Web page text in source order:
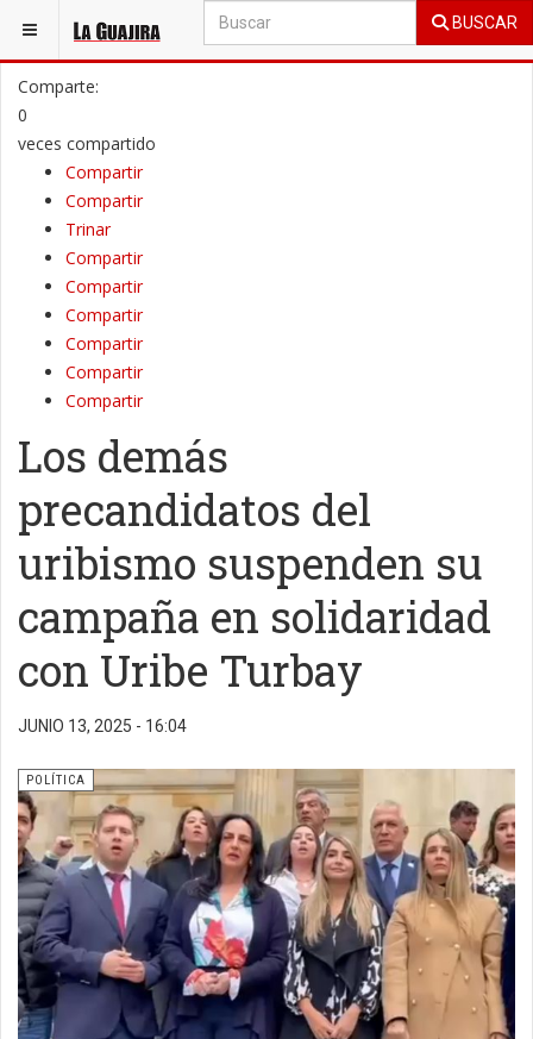
BUSCAR
ESTÁ AQUÍ: LA GUAJIRA POLÍTICA
Comparte:
0
veces compartido
Compartir
Compartir
Trinar
Compartir
Compartir
Compartir
Compartir
Compartir
Compartir
Los demás
precandidatos del
uribismo suspenden su
campaña en solidaridad
con Uribe Turbay
JUNIO 13, 2025 - 16:04
POLÍTICA